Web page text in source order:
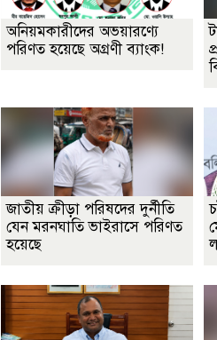
অনিয়মকারীদের অভয়ারণ্যে
পরিণত হয়েছে অগ্রণী ব্যাংক!
জাতীয় ক্রীড়া পরিষদের দুর্নীতি
যেন মরনঘাতি ভাইরাসে পরিণত
হয়েছে